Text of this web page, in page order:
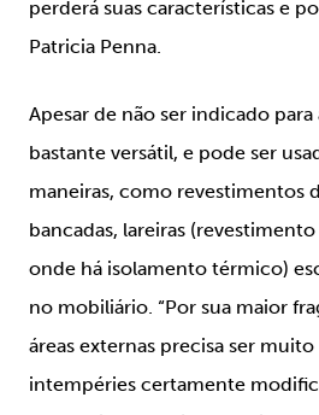
perderá suas características e
Patricia Penna.
Apesar de não ser indicado
bastante versátil, e pode ser
maneiras, como revestimentos
bancadas, lareiras
onde há isolamento térmico)
no mobiliário. “Por sua maior
áreas externas precisa ser
intempéries certamente